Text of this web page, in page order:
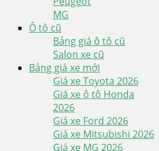
MG
Ô tô cũ
Bảng giá ô tô cũ
Salon xe cũ
Bảng giá xe mới
Giá xe Toyota 2026
Giá xe ô tô Honda
2026
Giá xe Ford 2026
Giá xe Mitsubishi 2026
Giá xe MG 2026